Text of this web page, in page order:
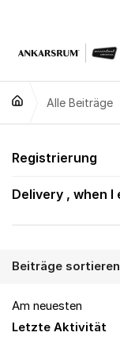
Alle Beiträge
Alle
Registrierung
Delivery , when
Beiträge sortieren
Am neuesten
Letzte Aktivität